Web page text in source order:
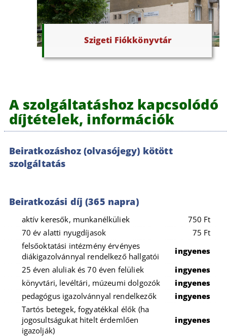
Szigeti Fiókkönyvtár
A szolgáltatáshoz kapcsolódó
díjtételek, információk
Beiratkozáshoz (olvasójegy) kötött
szolgáltatás
Beiratkozási díj (365 napra)
aktív keresők, munkanélküliek
750 Ft
70 év alatti nyugdíjasok
75 Ft
felsőoktatási intézmény érvényes
diákigazolvánnyal rendelkező hallgatói
ingyenes
25 éven aluliak és 70 éven felüliek
ingyenes
könyvtári, levéltári, múzeumi dolgozók
ingyenes
pedagógus igazolvánnyal rendelkezők
ingyenes
Tartós betegek, fogyatékkal élők (ha
jogosultságukat hitelt érdemlően
igazolják)
ingyenes